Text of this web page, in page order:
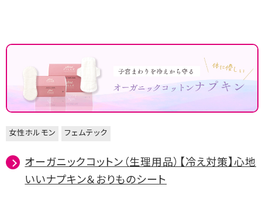
女性ホルモン フェムテック
オーガニックコットン（生理用品）【冷え対策】心地
いいナプキン＆おりものシート